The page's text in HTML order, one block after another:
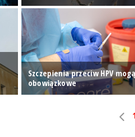
Szczepienia przeciw HPV
obowiązkowe